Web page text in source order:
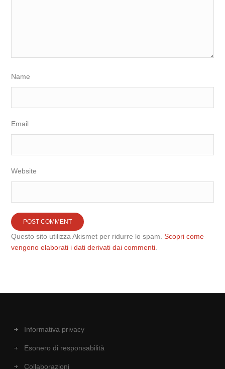
Name
Email
Website
Questo sito utilizza Akismet per ridurre lo spam.Scopri come
vengono elaborati i dati derivati dai commenti
Informativa privacy
Esonero di responsabilità
Collaborazioni